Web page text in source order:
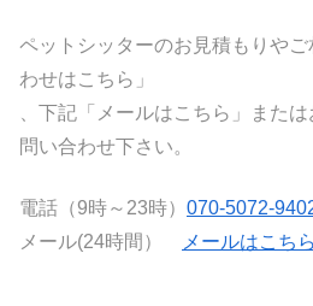
ペットシッターのお見積もりや
わせはこちら」
、下記「メールはこちら」また
問い合わせ下さい。
電話（9時～23時） 070-5072-
メール(24時間）
メールはこちら